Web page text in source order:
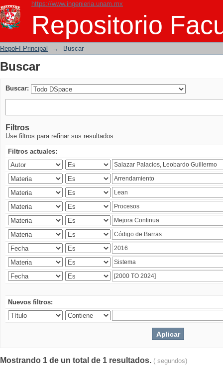
https://www.ingenieria.unam.mx
Repositorio
Buscar
RepoFI Principal → Buscar
Buscar
Buscar:
Filtros
Use filtros para refinar sus resultados.
Filtros actuales:
Nuevos filtros:
Mostrando 1 de un total de 1 resultados. ( segundos)